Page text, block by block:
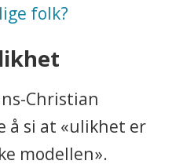
folk?
Christian
å si at «ulikhet er
modellen».